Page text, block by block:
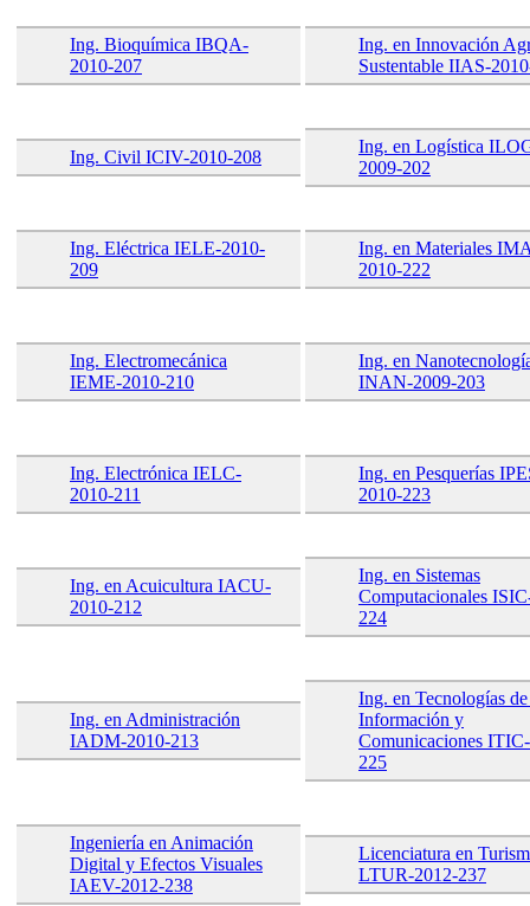
Ing. Bioquímica IBQA-
2010-207
Ing. en Innovación
Sustentable IIAS-
Ing. Civil ICIV-2010-208
Ing. en Logística
2009-202
Ing. Eléctrica IELE-2010-
209
Ing. en Materiales
2010-222
Ing. Electromecánica
IEME-2010-210
Ing. en
INAN-2009-203
Ing. Electrónica IELC-
2010-211
Ing. en Pesquerías
2010-223
Ing. en Acuicultura IACU-
2010-212
Ing. en Sistemas
Computacionales
224
Ing. en Administración
IADM-2010-213
Ing. en Tecnologías
Información y
Comunicaciones
225
Ingeniería en Animación
Digital y Efectos Visuales
IAEV-2012-238
Licenciatura en
LTUR-2012-237